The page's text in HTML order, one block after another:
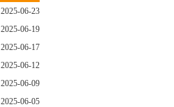
2025-06-23
2025-06-19
2025-06-17
2025-06-12
2025-06-09
2025-06-05